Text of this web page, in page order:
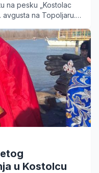
na pesku „Kostolac
avgusta na Topoljaru.
u Kostolcu